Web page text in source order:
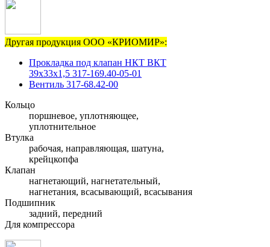
Другая продукция ООО «КРИОМИР»:
Прокладка под клапан НКТ ВКТ
39х33х1,5 317-169.40-05-01
Вентиль 317-68.42-00
Кольцо
поршневое, уплотняющее,
уплотнительное
Втулка
рабочая, направляющая, шатуна,
крейцкопфа
Клапан
нагнетающий, нагнетательный,
нагнетания, всасывающий, всасывания
Подшипник
задний, передний
Для компрессора